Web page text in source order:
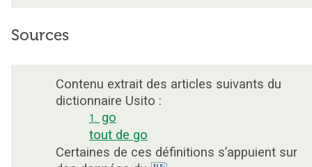
Sources
Contenu extrait des articles suivants du
dictionnaire Usito :
1. go
tout de go
Certaines de ces définitions s’appuient sur